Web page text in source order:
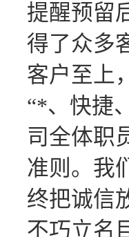
提醒预留
得了众多
客户至上
“*、快捷
司全体职
准则。我
终把诚信
不巧立名